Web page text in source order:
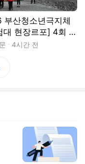
부산청소년극지체
대 현장르포] 4회 :
르 국제종자보관소
4시간 전